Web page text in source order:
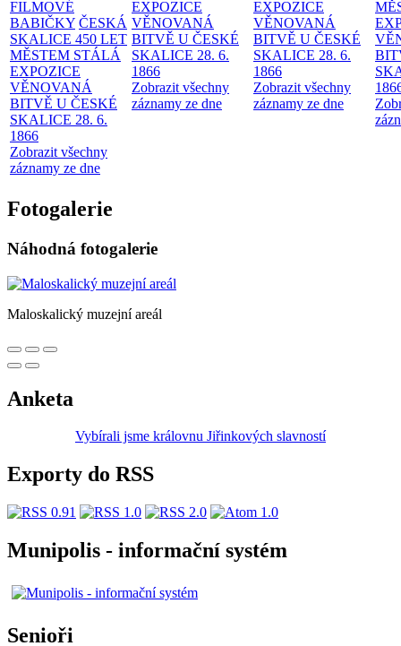
FILMOVÉ
BABIČKY ČESKÁ
SKALICE 450 LET
MĚSTEM STÁLÁ
EXPOZICE
VĚNOVANÁ
BITVĚ U ČESKÉ
SKALICE 28. 6.
1866
Zobrazit všechny
záznamy ze dne
EXPOZICE
VĚNOVANÁ
BITVĚ U ČESKÉ
SKALICE 28. 6.
1866
Zobrazit všechny
záznamy ze dne
EXPOZICE
VĚNOVANÁ
BITVĚ U ČESKÉ
SKALICE 28. 6.
1866
Zobrazit všechny
záznamy ze dne
Fotogalerie
Náhodná fotogalerie
Maloskalický muzejní areál
Anketa
Vybírali jsme královnu Jiřinkových slavností
Exporty do RSS
Munipolis - informační systém
Senioři